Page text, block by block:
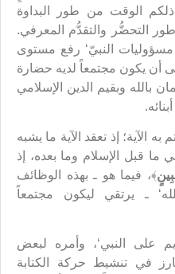
الوقت من طور البداوة
التحضُّر والتقدُّم المعرفي.
مسؤوليات النبيّ‘ رفع مستوى
أن يكون مجتمعاً لديه حضارة
بالله وبقيم الدين الإسلامي
الآية؛ إذ تعقد الآية ما يشبه
ما قبل الإسلام وما بعده، إذ
﴾، فيما هو ـ بهذه الوظائف
ـ يرتقي ليكون مجتمعاً
على النبي‘، وأمره لبعض
في تنشيط حركة الكتابة